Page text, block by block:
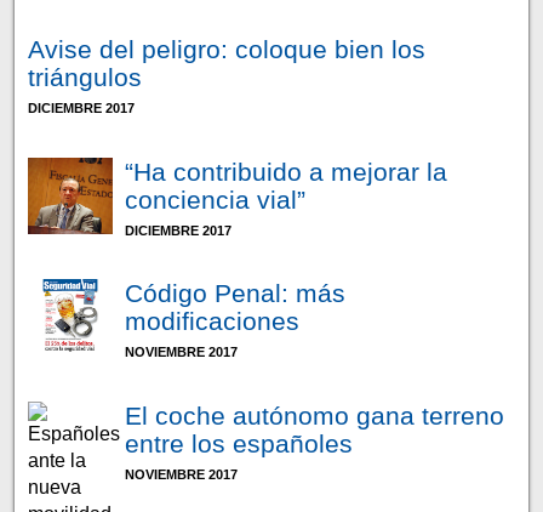
Avise del peligro: coloque bien los
triángulos
DICIEMBRE 2017
“Ha contribuido a mejorar la
conciencia vial”
DICIEMBRE 2017
Código Penal: más
modificaciones
NOVIEMBRE 2017
El coche autónomo gana terreno
entre los españoles
NOVIEMBRE 2017